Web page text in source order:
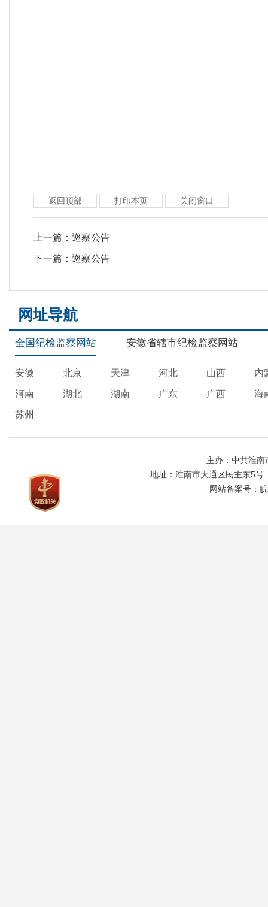
返回顶部 打印本页 关闭窗口
上一篇： 巡察公告
下一篇： 巡察公告
网址导航
全国纪检监察网站 安徽省辖市纪检监察网站
安徽 北京 天津 河北 山西 内
河南 湖北 湖南 广东 广西 海
苏州
主办：中共淮
地址：淮南市大通区民主东5号
网站备案号：